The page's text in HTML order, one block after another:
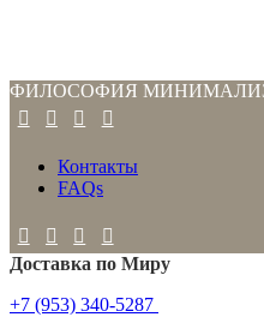
ФИЛОСОФИЯ
Контакты
FAQs
Доставка по Миру
+7 (953) 340-5287